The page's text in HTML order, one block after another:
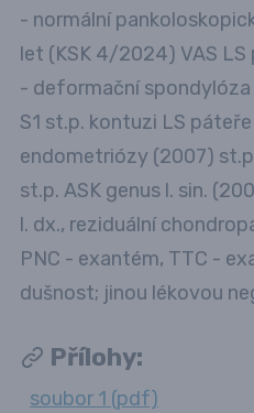
- normální
let (KSK 4/2024) VAS
- deformační spondylóza
S1 st.p. kontuzi LS
endometriózy (2007)
st.p. ASK genus l. sin.
l. dx., reziduální
PNC - exantém, TTC -
dušnost; jinou lékovou
Přílohy:
soubor 1 (pdf)